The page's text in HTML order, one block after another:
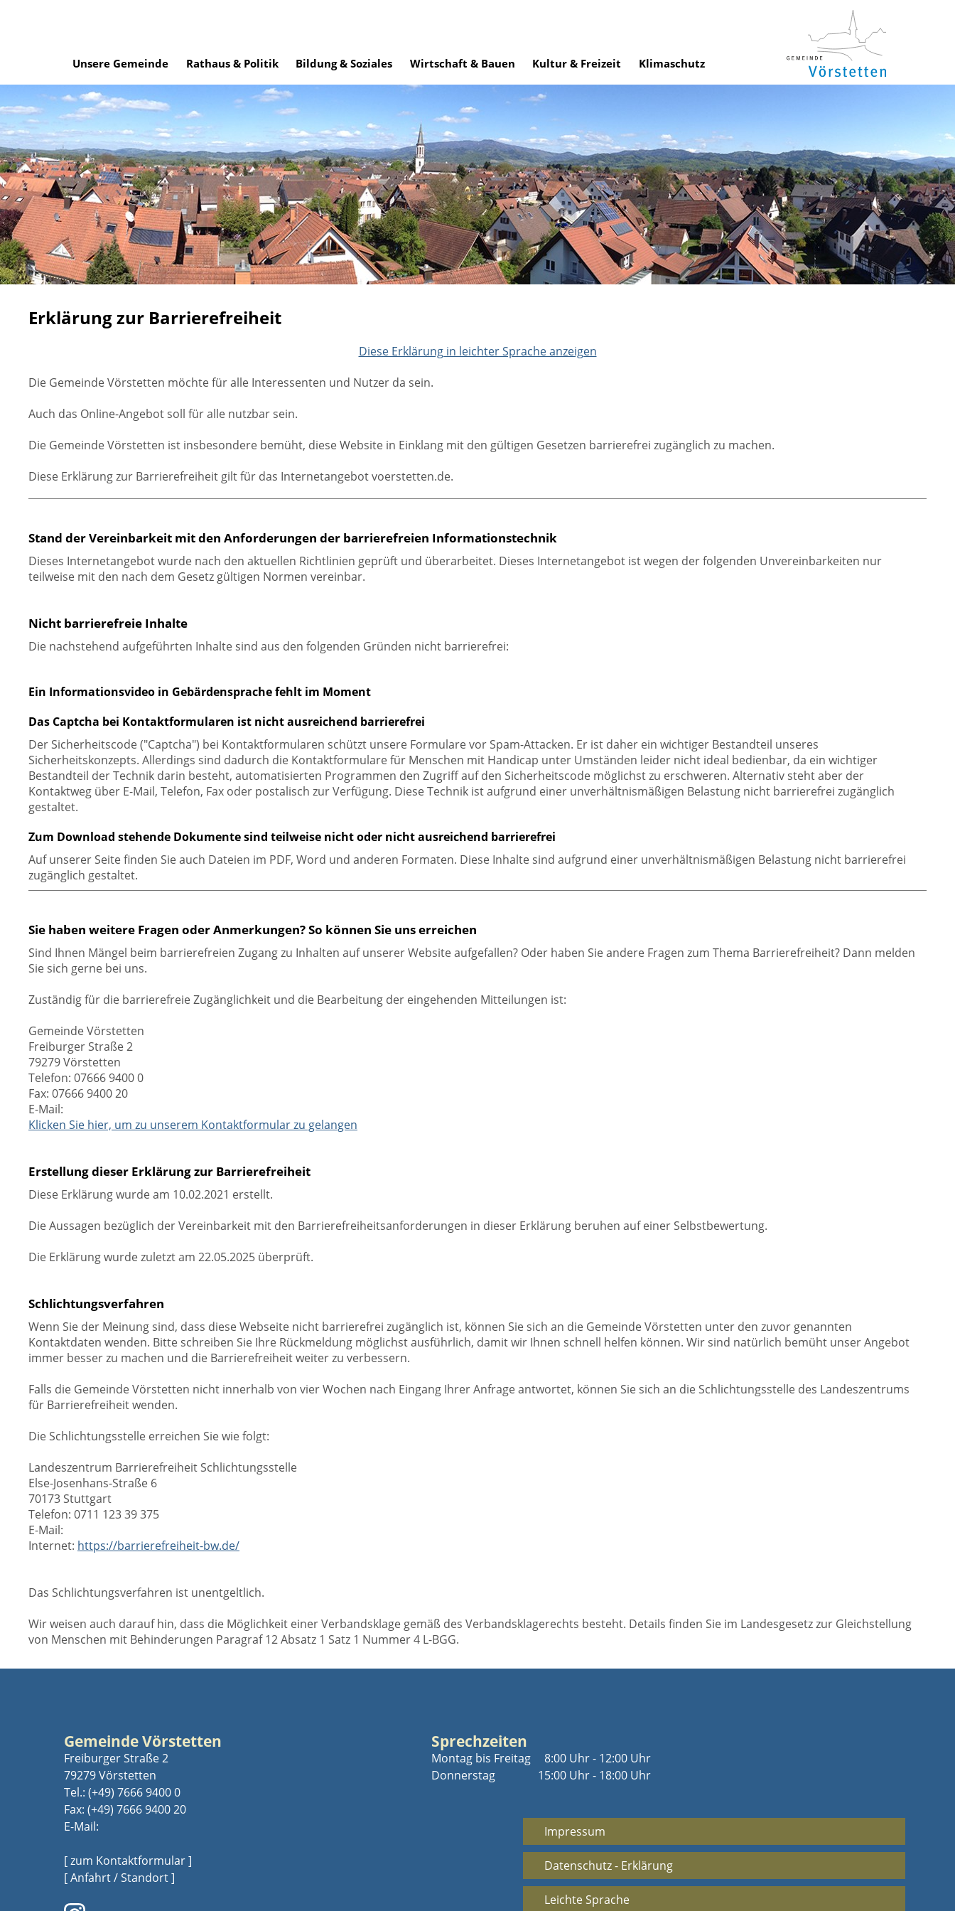
Unsere Gemeinde Rathaus & Politik Bildung & Soziales Wirtschaft & Bauen Kultur & Freizeit Klimaschutz
Erklärung zur Barrierefreiheit
Diese Erklärung in leichter Sprache anzeigen
Die Gemeinde Vörstetten möchte für alle Interessenten und Nutzer da sein.
Auch das Online-Angebot soll für alle nutzbar sein.
Die Gemeinde Vörstetten ist insbesondere bemüht, diese Website in Einklang mit den gültigen Gesetzen barrierefrei zugänglich zu machen.
Diese Erklärung zur Barrierefreiheit gilt für das Internetangebot voerstetten.de.
Stand der Vereinbarkeit mit den Anforderungen der barrierefreien Informationstechnik
Dieses Internetangebot wurde nach den aktuellen Richtlinien geprüft und überarbeitet. Dieses Internetangebot ist wegen der folgenden Unvereinbarkeiten nur
teilweise mit den nach dem Gesetz gültigen Normen vereinbar.
Nicht barrierefreie Inhalte
Die nachstehend aufgeführten Inhalte sind aus den folgenden Gründen nicht barrierefrei:
Ein Informationsvideo in Gebärdensprache fehlt im Moment
Das Captcha bei Kontaktformularen ist nicht ausreichend barrierefrei
Der Sicherheitscode ("Captcha") bei Kontaktformularen schützt unsere Formulare vor Spam-Attacken. Er ist daher ein wichtiger Bestandteil unseres
Sicherheitskonzepts. Allerdings sind dadurch die Kontaktformulare für Menschen mit Handicap unter Umständen leider nicht ideal bedienbar, da ein wichtiger
Bestandteil der Technik darin besteht, automatisierten Programmen den Zugriff auf den Sicherheitscode möglichst zu erschweren. Alternativ steht aber der
Kontaktweg über E-Mail, Telefon, Fax oder postalisch zur Verfügung. Diese Technik ist aufgrund einer unverhältnismäßigen Belastung nicht barrierefrei zugänglich
gestaltet.
Zum Download stehende Dokumente sind teilweise nicht oder nicht ausreichend barrierefrei
Auf unserer Seite finden Sie auch Dateien im PDF, Word und anderen Formaten. Diese Inhalte sind aufgrund einer unverhältnismäßigen Belastung nicht barrierefrei
zugänglich gestaltet.
Sie haben weitere Fragen oder Anmerkungen? So können Sie uns erreichen
Sind Ihnen Mängel beim barrierefreien Zugang zu Inhalten auf unserer Website aufgefallen? Oder haben Sie andere Fragen zum Thema Barrierefreiheit? Dann melden
Sie sich gerne bei uns.
Zuständig für die barrierefreie Zugänglichkeit und die Bearbeitung der eingehenden Mitteilungen ist:
Gemeinde Vörstetten
Freiburger Straße 2
79279 Vörstetten
Telefon: 07666 9400 0
Fax: 07666 9400 20
E-Mail:
Klicken Sie hier, um zu unserem Kontaktformular zu gelangen
Erstellung dieser Erklärung zur Barrierefreiheit
Diese Erklärung wurde am 10.02.2021 erstellt.
Die Aussagen bezüglich der Vereinbarkeit mit den Barrierefreiheitsanforderungen in dieser Erklärung beruhen auf einer Selbstbewertung.
Die Erklärung wurde zuletzt am 22.05.2025 überprüft.
Schlichtungsverfahren
Wenn Sie der Meinung sind, dass diese Webseite nicht barrierefrei zugänglich ist, können Sie sich an die Gemeinde Vörstetten unter den zuvor genannten
Kontaktdaten wenden. Bitte schreiben Sie Ihre Rückmeldung möglichst ausführlich, damit wir Ihnen schnell helfen können. Wir sind natürlich bemüht unser Angebot
immer besser zu machen und die Barrierefreiheit weiter zu verbessern.
Falls die Gemeinde Vörstetten nicht innerhalb von vier Wochen nach Eingang Ihrer Anfrage antwortet, können Sie sich an die Schlichtungsstelle des Landeszentrums
für Barrierefreiheit wenden.
Die Schlichtungsstelle erreichen Sie wie folgt:
Landeszentrum Barrierefreiheit Schlichtungsstelle
Else-Josenhans-Straße 6
70173 Stuttgart
Telefon: 0711 123 39 375
E-Mail:
Internet: https://barrierefreiheit-bw.de/
Das Schlichtungsverfahren ist unentgeltlich.
Wir weisen auch darauf hin, dass die Möglichkeit einer Verbandsklage gemäß des Verbandsklagerechts besteht. Details finden Sie im Landesgesetz zur Gleichstellung
von Menschen mit Behinderungen Paragraf 12 Absatz 1 Satz 1 Nummer 4 L-BGG.
Gemeinde Vörstetten
Freiburger Straße 2
79279 Vörstetten
Tel.: (+49) 7666 9400 0
Fax: (+49) 7666 9400 20
E-Mail:
[ zum Kontaktformular ]
[ Anfahrt / Standort ]
Sprechzeiten
Montag bis Freitag
Donnerstag
8:00 Uhr - 12:00 Uhr
15:00 Uhr - 18:00 Uhr
Impressum
Datenschutz - Erklärung
Leichte Sprache